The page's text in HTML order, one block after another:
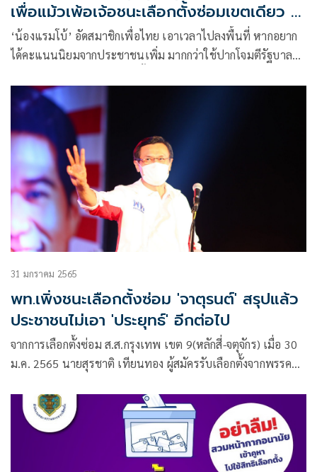
เพื่อแม้วเพ้อเจ้อชนะเลือกตั้งซ่อมเขตเดียว จะ
ให้นายกฯยุบสภา
‘น้องแรมโบ้’ อัดสมาชิกเพื่อไทย เอาเวลาไปลงพื้นที่ หากอยาก
ได้คะแนนนิยมจากประชาชนเพิ่ม มากกว่าใช้ปากโจมตีรัฐบาล
อะไรมาก เพราะไม่ใช่เลือกตั้งใหญ่ เชื่อนายกฯอยู่ยาวยันปีหน้า
31 มกราคม 2565
พท.เพิ่งชนะเลือกตั้งซ่อม 'จาตุรนต์' สรุปแล้ว
ประชาชนไม่เอา 'ประยุทธ์' อีกต่อไป
จากการเลือกตั้งซ่อม ส.ส.กรุงเทพ เขต 9(หลักสี่-จตุจักร) เมื่อ 30
ม.ค. 2565 นายสุรชาติ เทียนทอง ผู้สมัครรับเลือกตั้งจากพรรค